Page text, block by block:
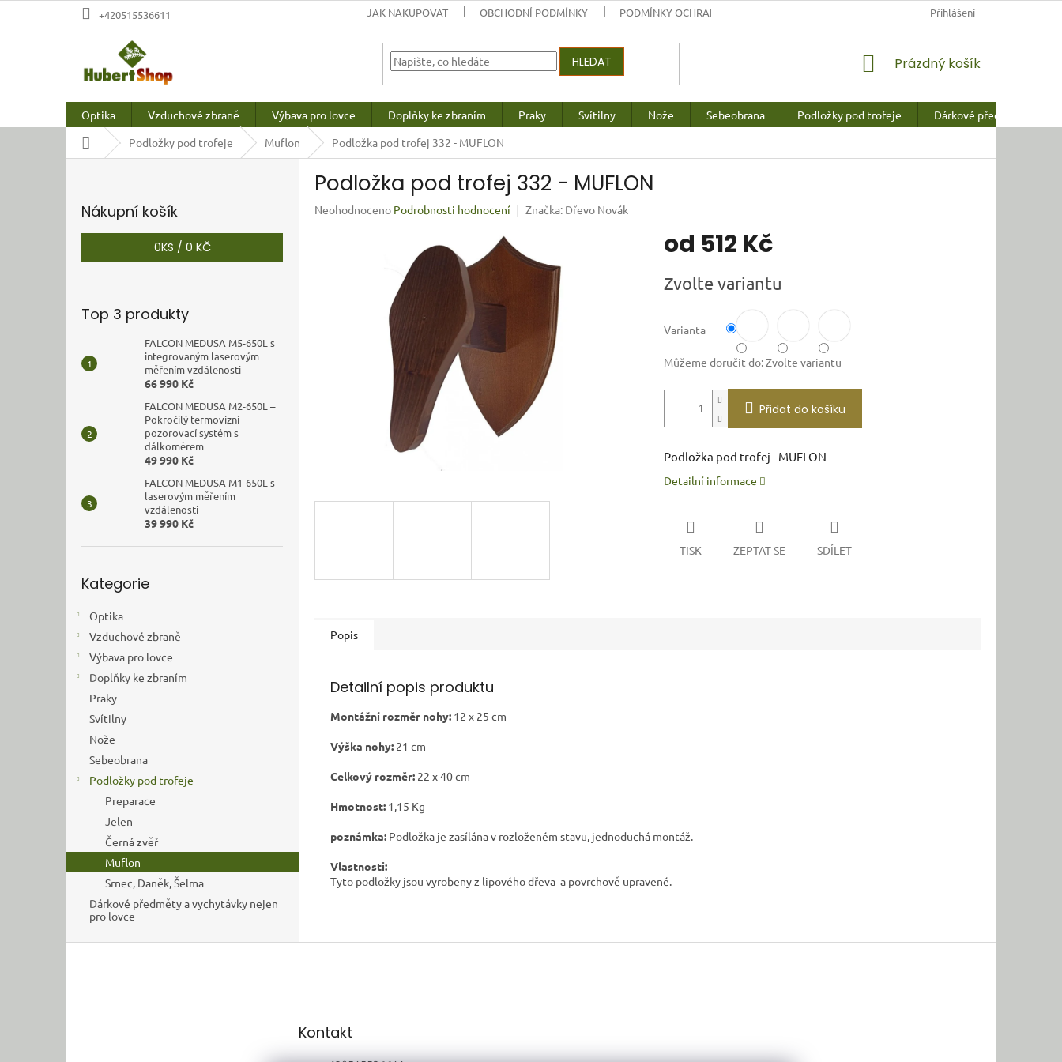
na
+420515536611 JAK NAKUPOVAT OBCHODNÍ PODMÍNKY PODMÍNKY OCHRANY OSOBNÍCH ÚDAJŮ Přihlášení
HLEDAT
NÁKUPNÍ
Prázdný košík
Optika Vzduchové zbraně Výbava pro lovce Doplňky ke zbraním Praky Svítilny Nože Sebeobrana Podložky pod trofeje
Dárkové předměty a
Domů
Podložky pod trofeje Muflon Podložka pod trofej 332 - MUFLON
Nákupní košík
0KS / 0 KČ
Top 3 produkty
FALCON MEDUSA M5-650L s
integrovaným laserovým
měřením vzdálenosti
66 990 Kč
FALCON MEDUSA M2-650L –
Pokročilý termovizní
pozorovací systém s
dálkoměrem
49 990 Kč
FALCON MEDUSA M1-650L s
laserovým měřením
vzdálenosti
39 990 Kč
kategorie
Kategorie
Optika
Vzduchové zbraně
Výbava pro lovce
Doplňky ke zbraním
Praky
Svítilny
Nože
Sebeobrana
Podložky pod trofeje
Preparace
Jelen
Černá zvěř
Muflon
Srnec, Daněk, Šelma
Dárkové předměty a vychytávky nejen
pro lovce
Podložka pod trofej 332 - MUFLON
Průměrné
Neohodnoceno Podrobnosti hodnocení Značka: Dřevo Novák
od 512 Kč
cena:
Zvolte variantu
Varianta
Můžeme doručit do:Zvolte variantu
Přidat do košíku
Podložka pod trofej - MUFLON
Detailní informace
TISK ZEPTAT SE SDÍLET
Popis
Detailní popis produktu
Montážní rozměr nohy: 12 x 25 cm
Výška nohy: 21 cm
Celkový rozměr: 22 x 40 cm
Hmotnost: 1,15 Kg
poznámka: Podložka je zasílána v rozloženém stavu, jednoduchá montáž.
Vlastnosti:
Tyto podložky jsou vyrobeny z lipového dřeva a povrchově upravené.
Kontakt